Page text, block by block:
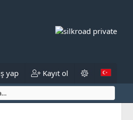
yap Kayıt ol